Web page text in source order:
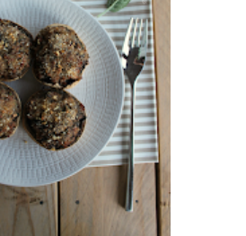
❅